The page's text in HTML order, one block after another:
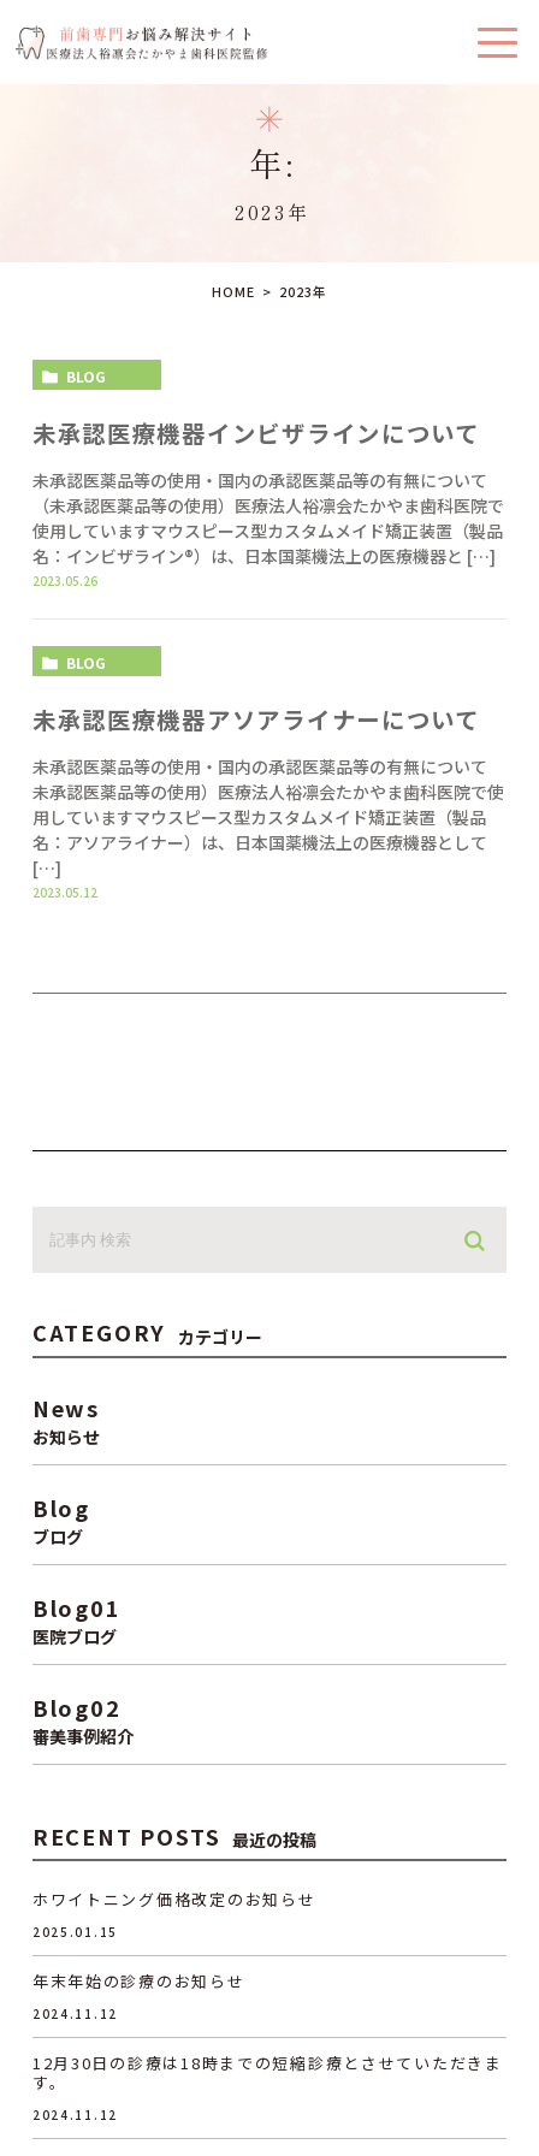
年:
2023年
HOME 2023年
BLOG
未承認医療機器インビザラインについて
未承認医薬品等の使用・国内の承認医薬品等の有無について
（未承認医薬品等の使用）医療法人裕凛会たかやま歯科医院で
使用していますマウスピース型カスタムメイド矯正装置（製品
名：インビザライン®）は、日本国薬機法上の医療機器と […]
2023.05.26
BLOG
未承認医療機器アソアライナーについて
未承認医薬品等の使用・国内の承認医薬品等の有無について
未承認医薬品等の使用）医療法人裕凛会たかやま歯科医院で使
用していますマウスピース型カスタムメイド矯正装置（製品
名：アソアライナー）は、日本国薬機法上の医療機器として
[…]
2023.05.12
CATEGORY カテゴリー
News
お知らせ
Blog
ブログ
Blog01
医院ブログ
Blog02
審美事例紹介
RECENT POSTS 最近の投稿
ホワイトニング価格改定のお知らせ
2025.01.15
年末年始の診療のお知らせ
2024.11.12
12月30日の診療は18時までの短縮診療とさせていただきま
す。
2024.11.12